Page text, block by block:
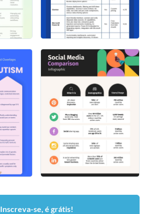
Inscreva-se, é grátis!